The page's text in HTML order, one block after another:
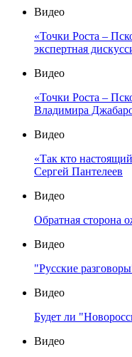
Видео
«Точки Роста –
экспертная
Видео
«Точки Роста –
Владимира
Видео
«Так кто
Сергей Пантелеев
Видео
Обратная сторона
Видео
"Русские
Видео
Будет ли
Видео